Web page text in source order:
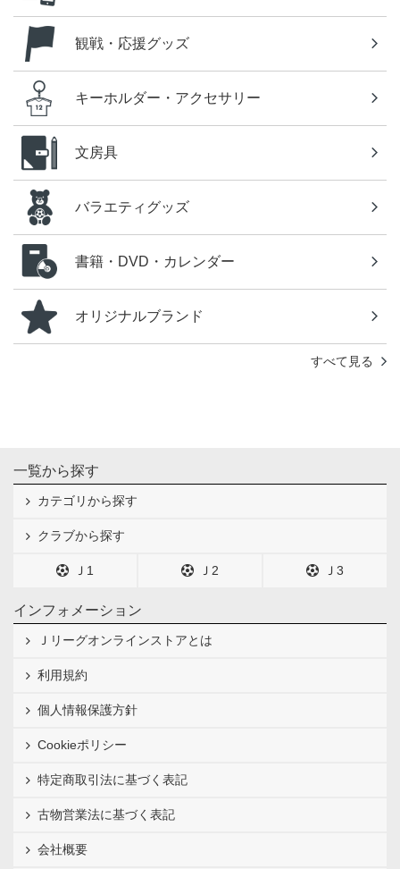
観戦・応援グッズ
キーホルダー・アクセサリー
文房具
バラエティグッズ
書籍・DVD・カレンダー
オリジナルブランド
すべて見る
一覧から探す
カテゴリから探す
クラブから探す
Ｊ1 Ｊ2 Ｊ3
インフォメーション
Ｊリーグオンラインストアとは
利用規約
個人情報保護方針
Cookieポリシー
特定商取引法に基づく表記
古物営業法に基づく表記
会社概要